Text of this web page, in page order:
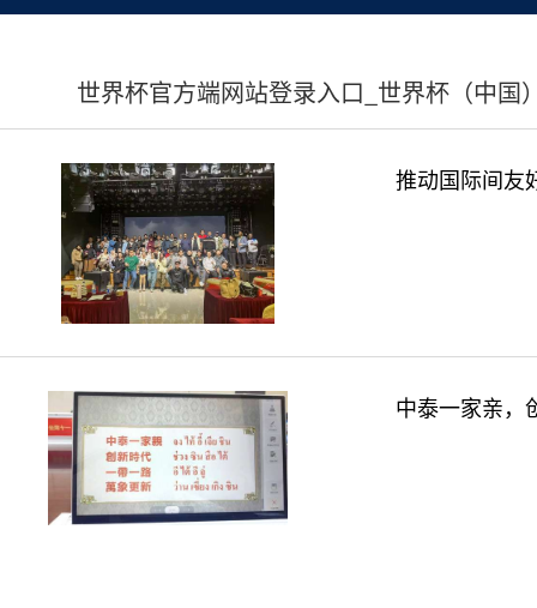
世界杯官方端网站登录入口_世界杯（中国
推动国际间友
中泰一家亲，